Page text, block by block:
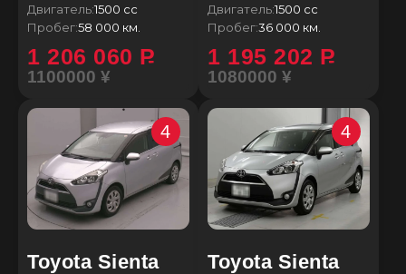
Двигатель:1500 сс
Пробег:58 000 км.
1 206 060 P
1100000 ¥
Двигатель:1500 сс
Пробег:36 000 км.
1 195 202 P
1080000 ¥
Toyota Sienta
4
Toyota Sienta
4